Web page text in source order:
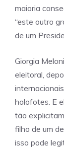
maioria
“este outro
de um
Giorgia
eleitoral,
holofotes. E
tão
filho de um
isso pode